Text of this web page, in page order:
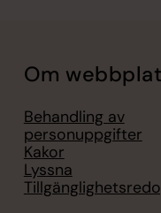
Om
Behandling av
personuppgifter
Kakor
Lyssna